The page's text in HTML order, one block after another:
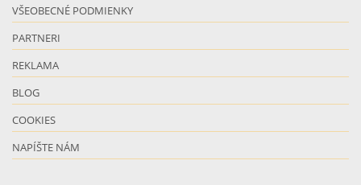
VŠEOBECNÉ PODMIENKY
PARTNERI
REKLAMA
BLOG
COOKIES
NAPÍŠTE NÁM